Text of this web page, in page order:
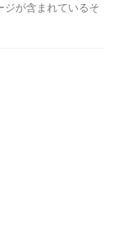
ジが含まれているそ